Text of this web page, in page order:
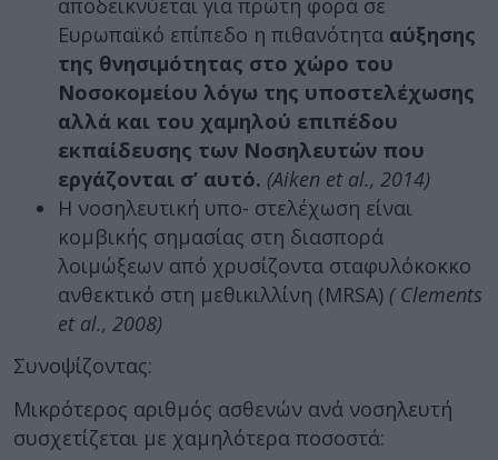
Ευρωπαϊκό επίπεδο η πιθανότητα αύξησης
της θνησιμότητας στο χώρο του
Νοσοκομείου λόγω της υποστελέχωσης
αλλά και του χαμηλού επιπέδου
εκπαίδευσης των Νοσηλευτών που
εργάζονται σ’ αυτό. (Aiken et al., 2014)
Η νοσηλευτική υπο- στελέχωση είναι
κομβικής σημασίας στη διασπορά
λοιμώξεων από χρυσίζοντα σταφυλόκοκκο
ανθεκτικό στη μεθικιλλίνη (MRSA) ( Clements
et al., 2008)
Συνοψίζοντας:
Μικρότερος αριθμός ασθενών ανά νοσηλευτή
συσχετίζεται με χαμηλότερα ποσοστά: